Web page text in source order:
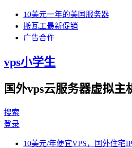
10美元一年的美国服务器
搬瓦工最新促销
广告合作
vps小学生
国外vps云服务器虚拟主
搜索
登录
10美元/年便宜VPS，国外住宅